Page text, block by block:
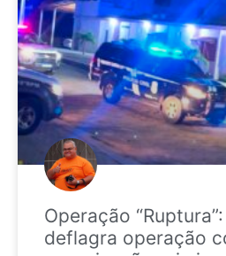
Operação
deflagra operação